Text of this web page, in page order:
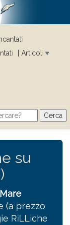
Articoli
form
su
Mare
(a prezzo
RiLLiche